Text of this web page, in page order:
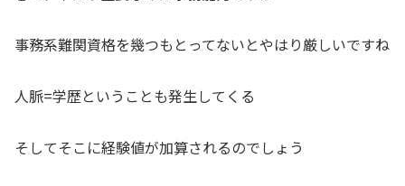
事務系難関資格を幾つもとってないとやはり厳しいですね
人脈=学歴ということも発生してくる
そしてそこに経験値が加算されるのでしょう